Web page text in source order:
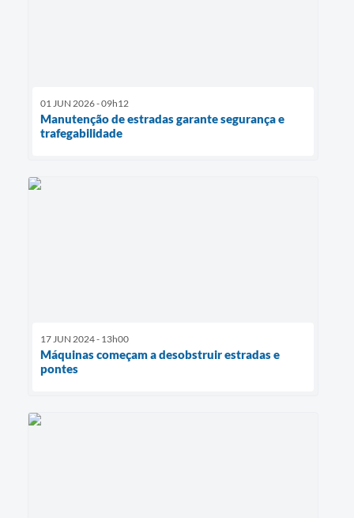
01 JUN 2026 - 09h12
Manutenção de estradas garante segurança e
trafegabilidade
17 JUN 2024 - 13h00
Máquinas começam a desobstruir estradas e
pontes